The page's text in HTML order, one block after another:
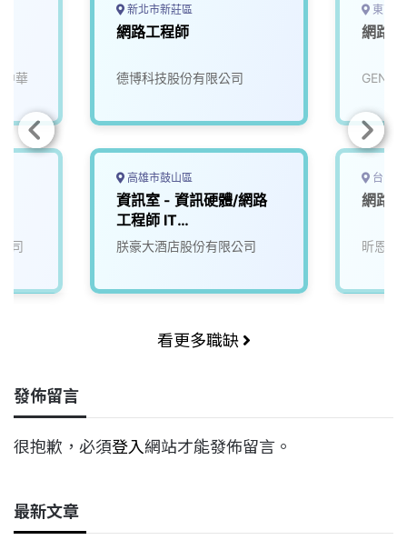
華
司
新北市新莊區
網路工程師
德博科技股份有限公司
高雄市鼓山區
資訊室 - 資訊硬體/網路
工程師 IT
Hardware/Internet
朕豪大酒店股份有限公司
東南
網路
台中
網路
昕恩科
看更多職缺
發佈留言
很抱歉，必須登入網站才能發佈留言。
最新文章